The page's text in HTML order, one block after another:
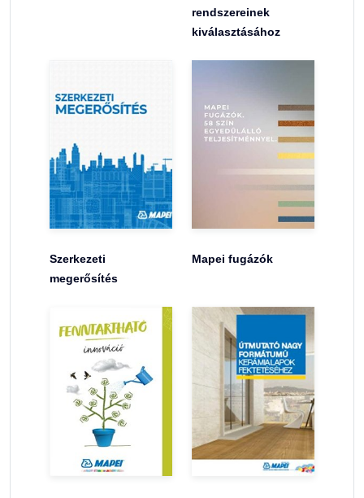
rendszereinek
kiválasztásához
Szerkezeti
megerősítés
Mapei fugázók